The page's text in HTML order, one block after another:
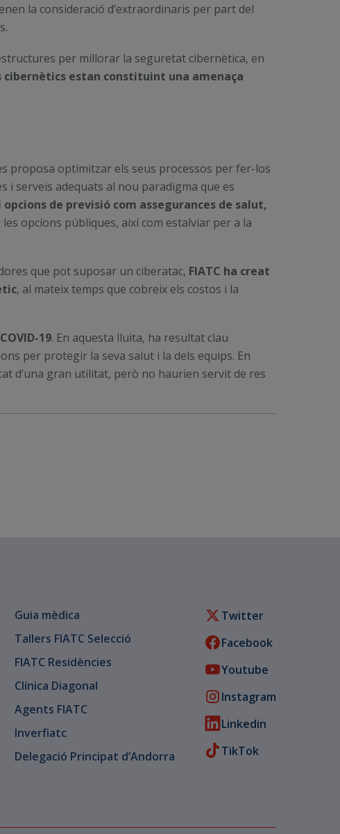
la consideració d’extraordinaris per part del
per millorar la seguretat cibernètica, en
cibernètics estan constituint una amenaça
proposa optimitzar els seus processos per fer-los
serveis adequats al nou paradigma que es
de previsió com assegurances de salut,
opcions públiques, així com estalviar per a la
que pot suposar un ciberatac, FIATC ha creat
, al mateix temps que cobreix els costos i la
19. En aquesta lluita, ha resultat clau
per protegir la seva salut i la dels equips. En
d’una gran utilitat, però no haurien servit de res
Guia mèdica
Tallers FIATC Selecció
FIATC Residències
Clínica Diagonal
Agents FIATC
Inverfiatc
Delegació Principat d’Andorra
Twitter
Facebook
Youtube
Instagram
Linkedin
TikTok